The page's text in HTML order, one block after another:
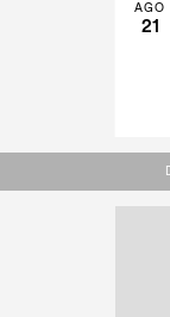
AGO
21